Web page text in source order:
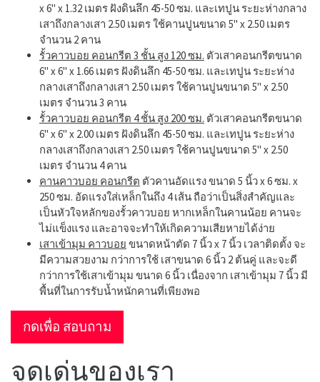
x 6" x 1.32 เมตร ฝังดินลึก 45-50 ซม. และเทปูน ระยะห่างกลาง
เสาถึงกลางเสา 2.50 เมตร ใช้คานปูนขนาด 5" x 2.50 เมตร
จำนวน 2 คาน
รั้วคาวบอย คอนกรีต 3 ชั้น สูง 120 ซม. ตัวเสาคอนกรีตขนาด
6" x 6" x 1.66 เมตร ฝังดินลึก 45-50 ซม. และเทปูน ระยะห่าง
กลางเสาถึงกลางเสา 2.50 เมตร ใช้คานปูนขนาด 5" x 2.50
เมตร จำนวน 3 คาน
รั้วคาวบอย คอนกรีต 4 ชั้น สูง 200 ซม. ตัวเสาคอนกรีตขนาด
6" x 6" x 2.00 เมตร ฝังดินลึก 45-50 ซม. และเทปูน ระยะห่าง
กลางเสาถึงกลางเสา 2.50 เมตร ใช้คานปูนขนาด 5" x 2.50
เมตร จำนวน 4 คาน
คานคาวบอย คอนกรีต ตัวคานอัดแรง ขนาด 5 นิ้ว x 6 ซม. x
250 ซม. อัดแรงใส่เหล็กในถึง 4 เส้น ถือว่าเป็นสิ่งสำคัญและ
เป็นหัวใจหลักของรั้วคาวบอย หากเหล็กในคานน้อย คานจะ
ไม่แข็งแรง และอาจจะทำให้เกิดความเสียหายได้ง่าย
เสาเข้ามุม คาวบอย ขนาดหน้าตัด 7 นิ้ว x 7 นิ้ว เวลาติดตั้ง จะ
มีความสวยงาม กว่าการใช้ เสาขนาด 6 นิ้ว 2 ต้นคู่ และจะดี
กว่าการใช้เสาเข้ามุม ขนาด 6 นิ้ว เนื่องจาก เสาเข้ามุม 7 นิ้ว มี
พื้นที่ในการรับน้ำหนักคานที่เพียงพอ
กดเพื่อ สอบถาม
จุดเด่นของเรา